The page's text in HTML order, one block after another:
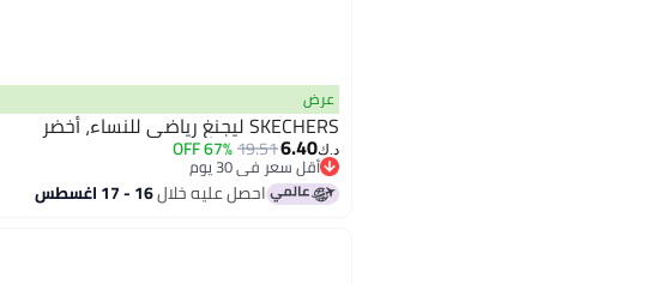
عرض
SKECHERS ليجنغ رياضي للنساء، أخضر
د.ك‏6.40
19.51
67% OFF
أقل سعر في 30 يوم
أقل سعر في 30 يوماحصل عليه خلال16 - 17 اغسطس